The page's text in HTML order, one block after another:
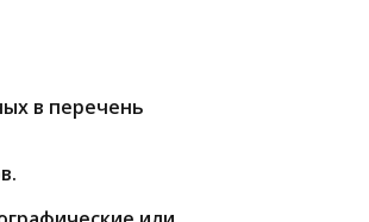
в перечень